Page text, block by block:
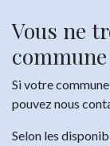
Vous ne
commune
Si votre
pouvez nous
Selon les